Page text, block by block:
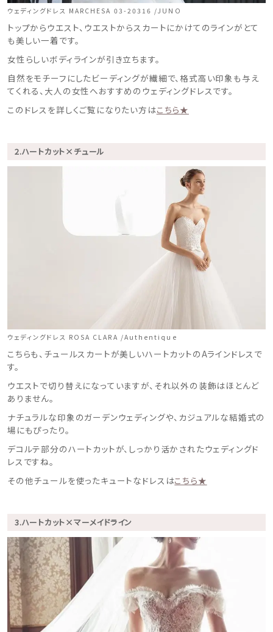
ウェディングドレス MARCHESA 03-20316 /JUNO
トップからウエスト、ウエストからスカートにかけてのラインがとて
も美しい一着です。
女性らしいボディラインが引き立ちます。
自然をモチーフにしたビーディングが繊細で、格式高い印象も与え
てくれる、大人の女性へおすすめのウェディングドレスです。
このドレスを詳しくご覧になりたい方はこちら★
2.ハートカット×チュール
ウェディングドレス ROSA CLARA /Authentique
こちらも、チュールスカートが美しいハートカットのAラインドレスで
す。
ウエストで切り替えになっていますが、それ以外の装飾はほとんど
ありません。
ナチュラルな印象のガーデンウェディングや、カジュアルな結婚式の
場にもぴったり。
デコルテ部分のハートカットが、しっかり活かされたウェディングド
レスですね。
その他チュールを使ったキュートなドレスはこちら★
3.ハートカット×マーメイドライン